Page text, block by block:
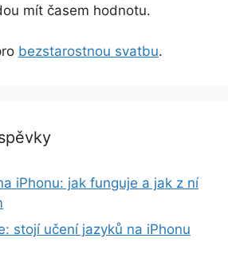
mít časem hodnotu.
bezstarostnou svatbu.
iPhonu: jak funguje a jak z ní
stojí učení jazyků na iPhonu